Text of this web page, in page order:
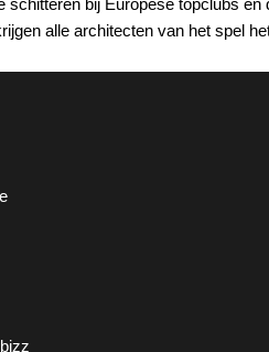
bij Europese topclubs
alle architecten van het spel